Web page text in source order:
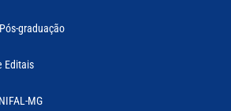
graduação
Editais
MG